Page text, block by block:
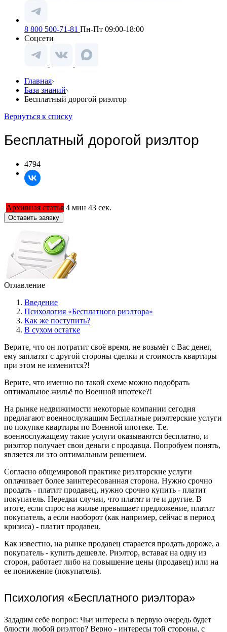
8 800 500-71-81 Пн-Пт 09:00-18:00
Соцсети
Главная
База знаний
Бесплатный дорогой риэлтор
Вернуться к списку
Бесплатный дорогой риэлтор
4794
Архивная статья 4 мин 43 сек.
Оставить заявку
Оглавление
Введение
Психология «Бесплатного риэлтора»
Как же поступить?
В сухом остатке
Верите, что он потратит своё время, не возьмёт с Вас денег,
ему заплатят с другой стороны сделки и стоимость квартиры
при этом не изменится?!
Верите, что именно по такой схеме можно подобрать
оптимальное жильё по Военной ипотеке?!
На рынке недвижимости некоторые компании сегодня
предлагают военнослужащим Бесплатные риэлтерские услуги
по покупке квартиры по Военной ипотеке. Т.е.
военнослужащему такие услуги оказываются бесплатно, и
риэлтор получает свои деньги с продавца. Попробуем понять,
является ли это оптимальным решением.
Согласно общемировой практике риэлторские услуги
оплачивает более заинтересованная сторона. Нужно срочно
продать - платит продавец, нужно срочно купить - платит
покупатель. Нередки случаи, что платят и те и другие. В
итоге, если спрос на жилье превышает предложение, платит
покупатель, а если наоборот (как например, сейчас в период
кризиса) - платит продавец.
Как известно, на рынке продавец старается продать дороже, а
покупатель - купить дешевле. Риэлтор, вставая на одну из
сторон, работает либо на повышение цены (продавец) или на
ее понижение (покупатель).
Психология «Бесплатного риэлтора»
Зададим себе вопрос: Чьи интересы в первую очередь будет
блюсти любой риэлтор? Верно - интересы той стороны, с